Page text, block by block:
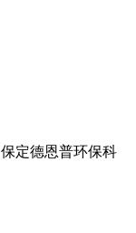
保定德恩普环保科